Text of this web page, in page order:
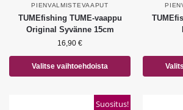
PIENVALMISTEVAAPUT
TUMEfishing TUME-vaappu
Original Syvänne 15cm
16,90 €
Valitse vaihtoehdoista
Suositus!